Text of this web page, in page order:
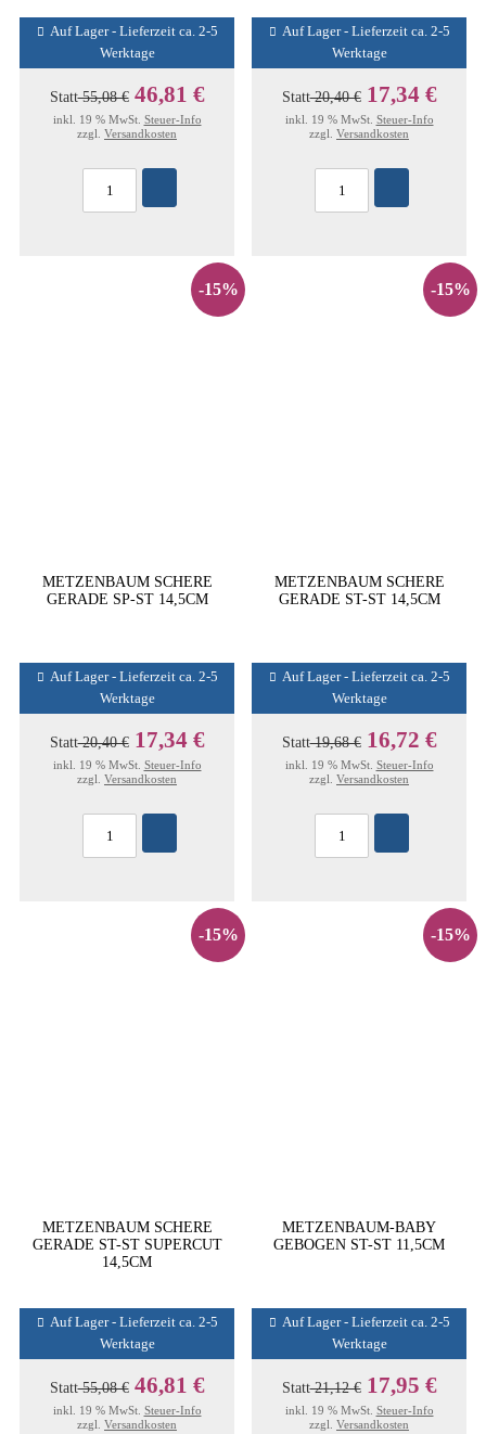
Auf Lager - Lieferzeit ca. 2-5
Werktage
Statt55,08 € 46,81 €
inkl. 19 % MwSt. Steuer-Info
zzgl. Versandkosten
Auf Lager - Lieferzeit ca. 2-5
Werktage
Statt20,40 € 17,34 €
inkl. 19 % MwSt. Steuer-Info
zzgl. Versandkosten
-15%
METZENBAUM SCHERE
GERADE SP-ST 14,5CM
Auf Lager - Lieferzeit ca. 2-5
Werktage
Statt20,40 € 17,34 €
inkl. 19 % MwSt. Steuer-Info
zzgl. Versandkosten
-15%
METZENBAUM SCHERE
GERADE ST-ST 14,5CM
Auf Lager - Lieferzeit ca. 2-5
Werktage
Statt19,68 € 16,72 €
inkl. 19 % MwSt. Steuer-Info
zzgl. Versandkosten
-15%
METZENBAUM SCHERE
GERADE ST-ST SUPERCUT
14,5CM
Auf Lager - Lieferzeit ca. 2-5
Werktage
Statt55,08 € 46,81 €
inkl. 19 % MwSt. Steuer-Info
zzgl. Versandkosten
-15%
METZENBAUM-BABY
GEBOGEN ST-ST 11,5CM
Auf Lager - Lieferzeit ca. 2-5
Werktage
Statt21,12 € 17,95 €
inkl. 19 % MwSt. Steuer-Info
zzgl. Versandkosten